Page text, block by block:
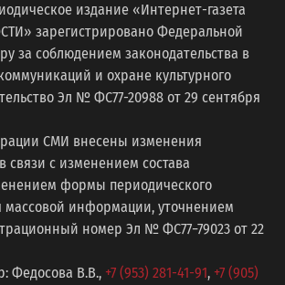
издание «Интернет-газета
зарегистрировано Федеральной
за соблюдением законодательства в
и охране культурного
Эл № ФС77-20988 от 29 сентября
СМИ внесены изменения
связи с изменением состава
формы периодического
массовой информации, уточнением
номер Эл № ФС77−79023 от 22
Федосова В.В., +7 (953) 281-41-91, +7 (905)